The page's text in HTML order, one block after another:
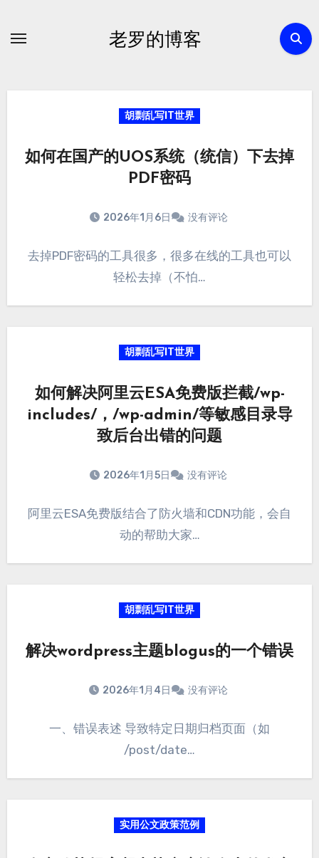
老罗的博客
胡剽乱写IT世界
如何在国产的UOS系统（统信）下去掉
PDF密码
2026年1月6日 没有评论
去掉PDF密码的工具很多，很多在线的工具也可以
轻松去掉（不怕…
胡剽乱写IT世界
如何解决阿里云ESA免费版拦截/wp-
includes/，/wp-admin/等敏感目录导
致后台出错的问题
2026年1月5日 没有评论
阿里云ESA免费版结合了防火墙和CDN功能，会自
动的帮助大家…
胡剽乱写IT世界
解决wordpress主题blogus的一个错误
2026年1月4日 没有评论
一、错误表述 导致特定日期归档页面（如
/post/date…
实用公文政策范例